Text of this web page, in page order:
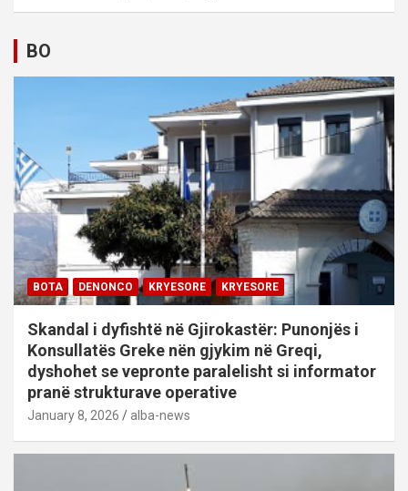
BO
BOTA DENONCO KRYESORE KRYESORE
Skandal i dyfishtë në Gjirokastër: Punonjës i
Konsullatës Greke nën gjykim në Greqi,
dyshohet se vepronte paralelisht si informator
pranë strukturave operative
January 8, 2026 alba-news